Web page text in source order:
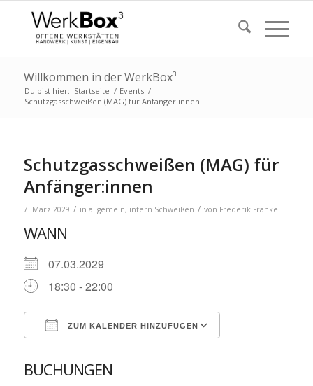
Willkommen in der WerkBox³
Du bist hier: Startseite / Events /
Schutzgasschweißen (MAG) für Anfänger:innen
Schutzgasschweißen (MAG) für
Anfänger:innen
7. März 2029 / in allgemein, intern Schweißen / von Frederik Franke
WANN
07.03.2029
18:30 - 22:00
ZUM KALENDER HINZUFÜGEN
BUCHUNGEN